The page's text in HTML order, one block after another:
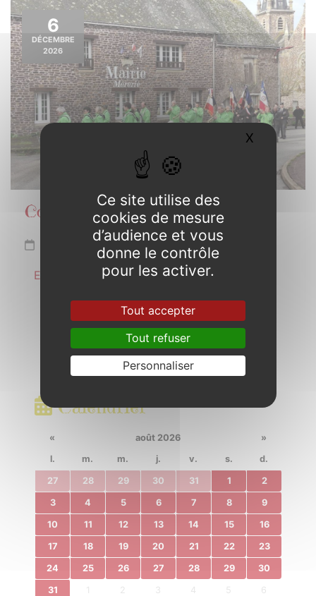
6
DÉCEMBRE
2026
Commémoration 6 décembre
Dimanche 6 décembre de 10h30 à 11h30
En savoir plus
Calendrier
« août 2026
»
l.
m. m. j. v. s. d.
27 28 29 30 31 1 2
3 4 5 6 7 8 9
10 11 12 13 14 15 16
17 18 19 20 21 22 23
24 25 26 27 28 29 30
31 1 2 3 4 5 6
Ce site utilise des
cookies de mesure
d’audience et vous
donne le contrôle
pour les activer.
Tout accepter
Tout refuser
Personnaliser
X Masquer